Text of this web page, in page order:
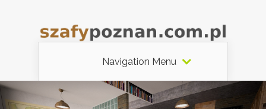
Navigation Menu